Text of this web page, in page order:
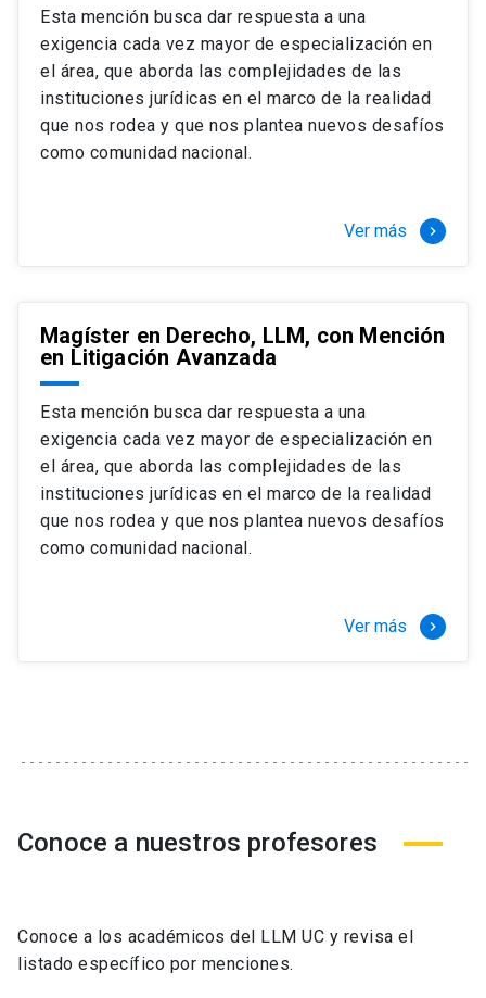
Esta mención busca dar respuesta a una
exigencia cada vez mayor de especialización en
el área, que aborda las complejidades de las
instituciones jurídicas en el marco de la realidad
que nos rodea y que nos plantea nuevos desafíos
como comunidad nacional.
Ver más keyboard_arrow_right
Magíster en Derecho, LLM, con Mención
en Litigación Avanzada
Esta mención busca dar respuesta a una
exigencia cada vez mayor de especialización en
el área, que aborda las complejidades de las
instituciones jurídicas en el marco de la realidad
que nos rodea y que nos plantea nuevos desafíos
como comunidad nacional.
Ver más keyboard_arrow_right
Conoce a nuestros profesores
Conoce a los académicos del LLM UC y revisa el
listado específico por menciones.